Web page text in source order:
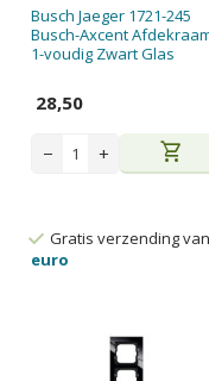
Busch Jaeger 1721-245
Busch-Axcent
1-voudig Zwart Glas
28,50
− + shopping_cart
Gratis verzending
euro